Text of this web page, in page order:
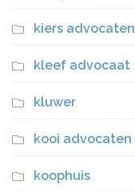
kiers advocaten
kleef advocaat
kluwer
kooi advocaten
koophuis